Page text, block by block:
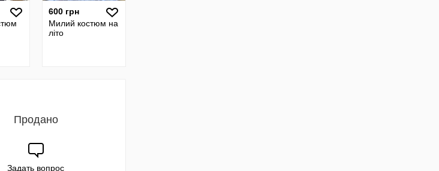
600 грн
Милий костюм на
літо
Продано
Задать вопрос